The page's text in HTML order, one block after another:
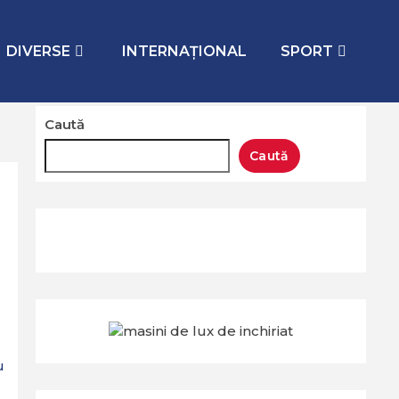
DIVERSE INTERNAŢIONAL SPORT
Caută
Caută